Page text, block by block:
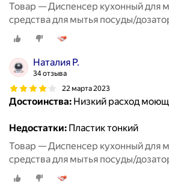
Товар — Диспенсер кухонный для
средства для мытья посуды/
Наталия Р.
34 отзыва
22 марта 2023
Достоинства: Низкий расход
Недостатки: Пластик тонкий
Товар — Диспенсер кухонный для
средства для мытья посуды/